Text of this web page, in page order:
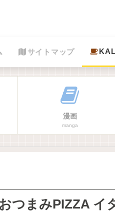
サイトマップ
漫画
manga
つまみPIZZA イ